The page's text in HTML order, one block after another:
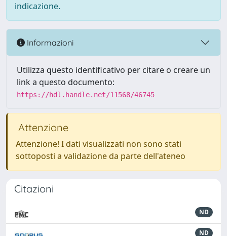
indicazione.
Informazioni
Utilizza questo identificativo per citare o creare un
link a questo documento:
https://hdl.handle.net/11568/46745
Attenzione
Attenzione! I dati visualizzati non sono stati
sottoposti a validazione da parte dell'ateneo
Citazioni
ND
ND